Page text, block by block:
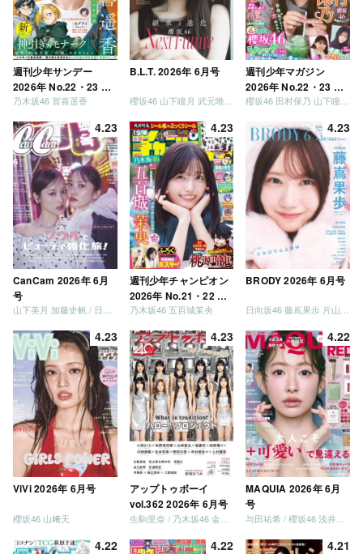
週刊少年サンデー
2026年 No.22・23 合
併号
乃木坂46 賀喜遥香
B.L.T. 2026年 6月号
櫻坂46 山下瞳月 武元唯衣 / 乃木坂46 海邉朱莉
週刊少年マガジン
2026年 No.22・23 合
併号
櫻坂46 田村保乃 山下瞳月 山川宇衣
4.23
CanCam 2026年 6月
号
4.23
週刊少年チャンピオン
2026年 No.21・22 合
併号
乃木坂46 五百城茉央
4.23
BRODY 2026年 6月号
4.23
ViVi 2026年 6月号
櫻坂46 山﨑天
4.23
アップトゥボーイ
vol.362 2026年 6月号
4.22
MAQUIA 2026年 6月
号
4.22 4.22 4.21